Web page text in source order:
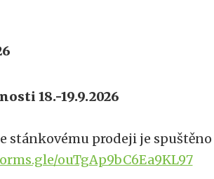
18.-19.9.2026
stánkovému prodeji je
ouTgAp9bC6Ea9KL97